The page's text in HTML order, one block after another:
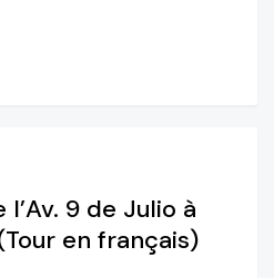
l’Av. 9 de Julio à
en français)